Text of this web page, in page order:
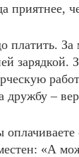
приятнее,
платить.
дружбу –
«А